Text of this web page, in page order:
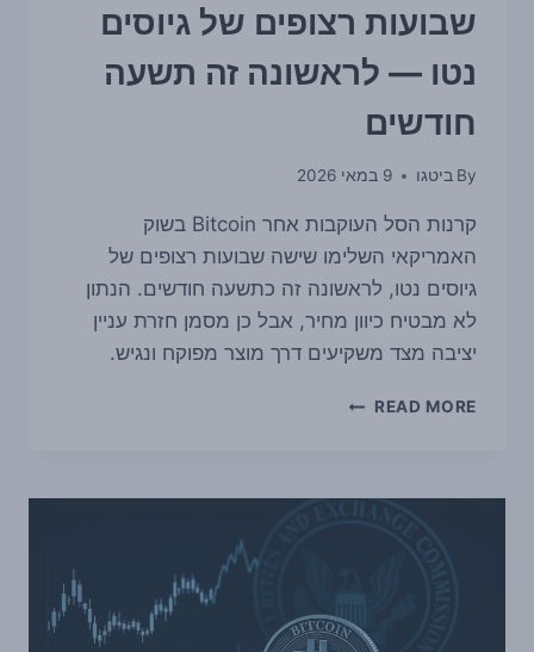
שבועות רצופים של גיוסים
נטו — לראשונה זה תשעה
חודשים
By ביטגו 9 במאי 2026
קרנות הסל העוקבות אחר Bitcoin בשוק
האמריקאי השלימו שישה שבועות רצופים של
גיוסים נטו, לראשונה זה כתשעה חודשים. הנתון
לא מבטיח כיוון מחיר, אבל כן מסמן חזרת עניין
יציבה מצד משקיעים דרך מוצר מפוקח ונגיש.
READ MORE קרנות
בארה״ב
של